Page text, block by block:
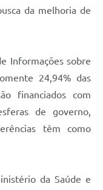
da melhoria de
Informações sobre
24,94% das
financiados com
de governo,
têm como
da Saúde e